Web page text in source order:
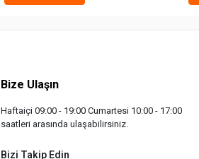
Bize Ulaşın
Haftaiçi 09:00 - 19:00 Cumartesi 10:00 - 17:00
saatleri arasında ulaşabilirsiniz.
Bizi Takip Edin